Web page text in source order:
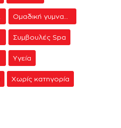
Συμβουλές Spa
Υγεία
Χωρίς κατηγορία